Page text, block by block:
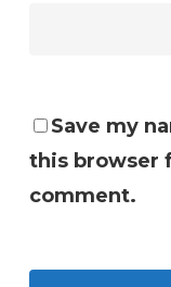
Save my
this browser
comment.